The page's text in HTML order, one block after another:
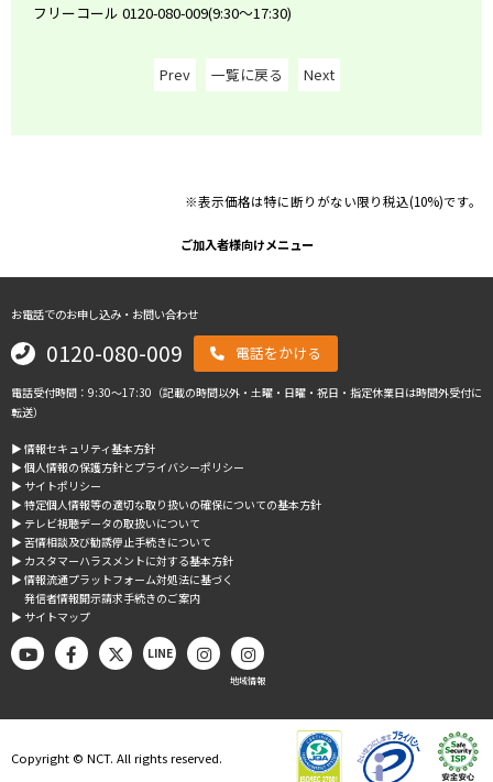
フリーコール 0120-080-009(9:30～17:30)
Prev 一覧に戻る Next
※表示価格は特に断りがない限り税込(10%)です。
ご加入者様向けメニュー
お電話でのお申し込み・お問い合わせ
0120-080-009 電話をかける
電話受付時間：9:30～17:30（記載の時間以外・土曜・日曜・祝日・指定休業日は時間外受付に
転送）
▶︎ 情報セキュリティ基本方針
▶︎ 個人情報の保護方針とプライバシーポリシー
▶︎ サイトポリシー
▶︎ 特定個人情報等の適切な取り扱いの確保についての基本方針
▶︎ テレビ視聴データの取扱いについて
▶︎ 苦情相談及び勧誘停止手続きについて
▶︎ カスタマーハラスメントに対する基本方針
▶︎ 情報流通プラットフォーム対処法に基づく
発信者情報開示請求手続きのご案内
▶︎ サイトマップ
LINE
地域情報
Copyright © NCT. All rights reserved.